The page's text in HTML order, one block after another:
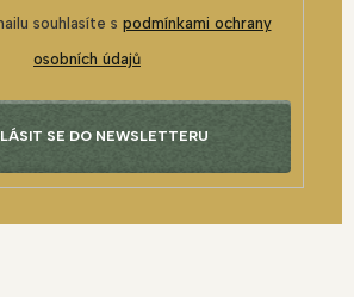
souhlasíte s podmínkami ochrany
osobních údajů
SE DO NEWSLETTERU